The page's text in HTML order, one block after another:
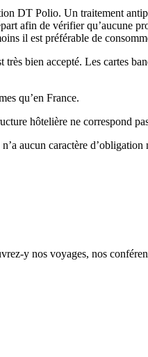
DT Polio. Un traitement
afin de vérifier qu’aucune
il est préférable de
bien accepté. Les cartes
qu’en France.
hôtelière ne correspond
aucun caractère
y nos voyages, nos